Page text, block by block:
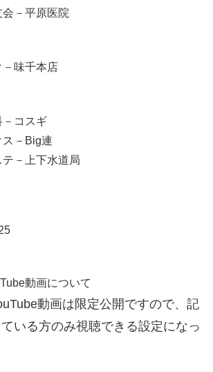
－平原医院
味千本店
コスギ
－Big連
－上下水道局
動画について
動画は限定公開ですので、記
いる方のみ視聴できる設定になっ